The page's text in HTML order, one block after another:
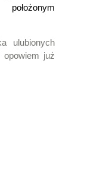
ulubionych
już